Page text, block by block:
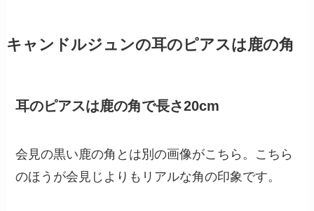
キャンドルジュンの耳のピアスは鹿の角
耳のピアスは鹿の角で長さ20cm
会見の黒い鹿の角とは別の画像がこちら。こちら
のほうが会見じよりもリアルな角の印象です。